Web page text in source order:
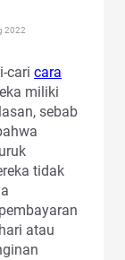
2022
cari cara
miliki
sebab
tidak
atau